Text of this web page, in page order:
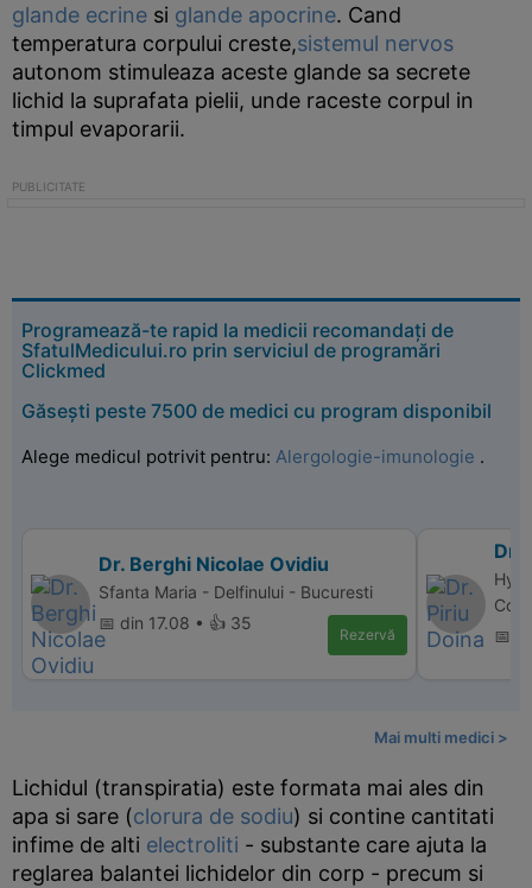
glande ecrine si glande apocrine. Cand
temperatura corpului creste,sistemul nervos
autonom stimuleaza aceste glande sa secrete
lichid la suprafata pielii, unde raceste corpul in
timpul evaporarii.
Programează-te rapid la medicii recomandați de
SfatulMedicului.ro prin serviciul de programări
Clickmed
Găsești peste 7500 de medici cu program disponibil
Alege medicul potrivit pentru: Alergologie-imunologie .
Dr. Berghi Nicolae Ovidiu
Sfanta Maria - Delfinului - Bucuresti
📅 din 17.08 • 👍 35
Rezervă
Dr.
📅
Mai multi medici >
Lichidul (transpiratia) este formata mai ales din
apa si sare (clorura de sodiu) si contine cantitati
infime de alti electroliti - substante care ajuta la
reglarea balantei lichidelor din corp - precum si